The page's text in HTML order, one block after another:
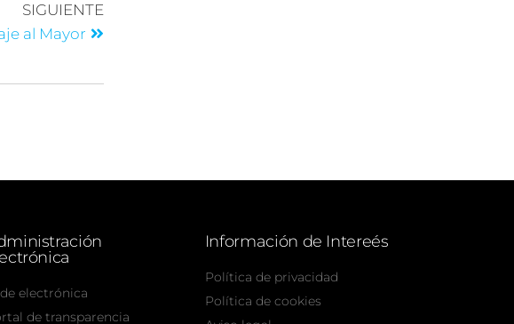
SIGUIENTE
al Mayor
electrónica
de transparencia
Información de Intereés
Política de privacidad
Política de cookies